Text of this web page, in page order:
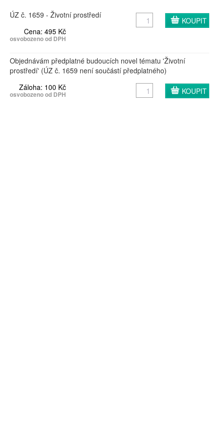
ÚZ č. 1659 - Životní prostředí
Cena: 495 Kč
osvobozeno od DPH
Objednávám předplatné budoucích novel tématu 'Životní
prostředí' (ÚZ č. 1659 není součástí předplatného)
Záloha: 100 Kč
osvobozeno od DPH